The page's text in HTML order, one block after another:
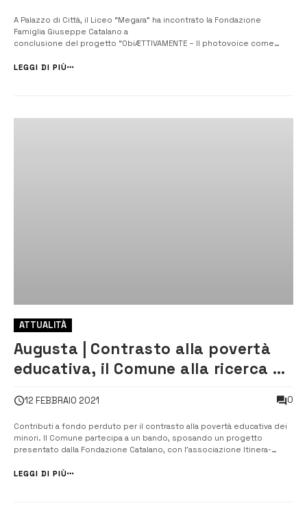
A Palazzo di Città, il Liceo “Megara” ha incontrato la Fondazione
Famiglia Giuseppe Catalano a
conclusione del progetto “ObiÆTTIVAMENTE – Il photovoice come
3°BL e 4°BSU oltre che dei corsisti, ha visto l’interven...
LEGGI DI PIÙ
ATTUALITÀ
Augusta | Contrasto alla povertà
educativa, il Comune alla ricerca di
12 FEBBRAIO 2021 0
Contributi a fondo perduto per il contrasto alla povertà educativa dei
minori. Il Comune partecipa a un bando, sposando un progetto
presentato dalla Fondazione Catalano, con l’associazione Itinera-
pubblicato, inoltre, una manifestazione di interesse alla ricerca di
LEGGI DI PIÙ